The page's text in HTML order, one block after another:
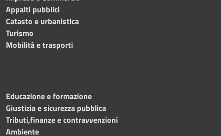
Appalti pubblici
Catasto e urbanistica
Turismo
Mobilità e trasporti
Educazione e formazione
Giustizia e sicurezza pubblica
Tributi,finanze e contravvenzioni
Ambiente